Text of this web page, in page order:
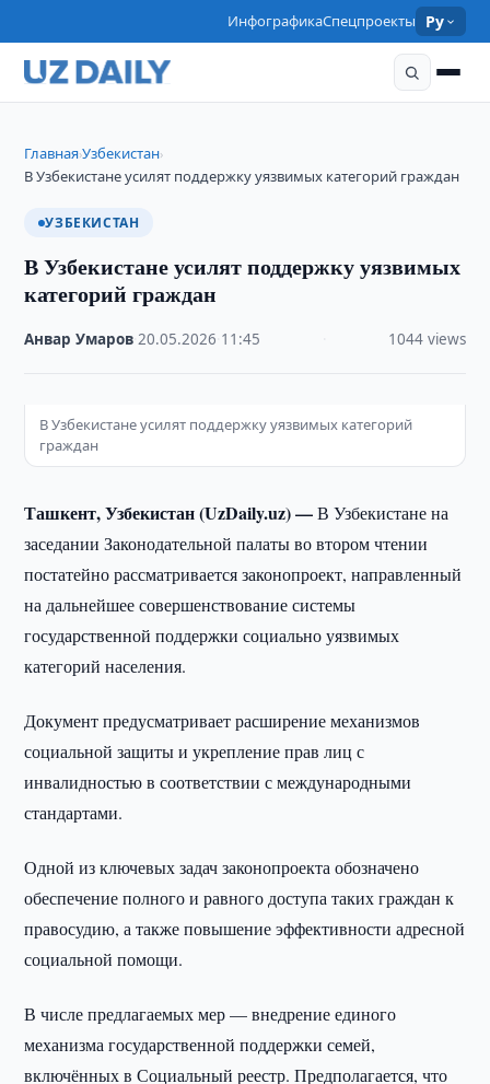
ИнфографикаСпецпроекты Ру
Главная›Узбекистан›
В Узбекистане усилят поддержку уязвимых категорий граждан
УЗБЕКИСТАН
В Узбекистане усилят поддержку уязвимых
категорий граждан
Анвар Умаров ·20.05.2026 11:45 1044 views
В Узбекистане усилят поддержку уязвимых категорий
граждан
Ташкент, Узбекистан (UzDaily.uz) —В Узбекистане на
заседании Законодательной палаты во втором чтении
постатейно рассматривается законопроект, направленный
на дальнейшее совершенствование системы
государственной поддержки социально уязвимых
категорий населения.
Документ предусматривает расширение механизмов
социальной защиты и укрепление прав лиц с
инвалидностью в соответствии с международными
стандартами.
Одной из ключевых задач законопроекта обозначено
обеспечение полного и равного доступа таких граждан к
правосудию, а также повышение эффективности адресной
социальной помощи.
В числе предлагаемых мер — внедрение единого
механизма государственной поддержки семей,
включённых в Социальный реестр. Предполагается, что